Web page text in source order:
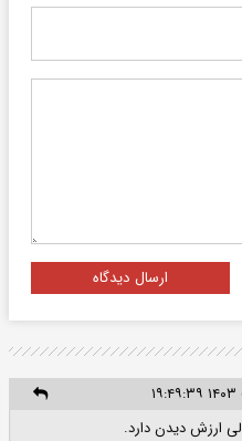
ارسال دیدگاه
ارزش دیدن دارد.